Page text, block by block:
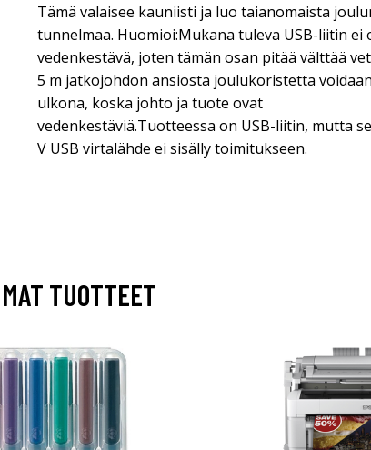
Tämä valaisee kauniisti ja luo taianomaista
tunnelmaa. Huomioi:Mukana tuleva USB-liitin ei
vedenkestävä, joten tämän osan pitää välttää
5 m jatkojohdon ansiosta joulukoristetta
ulkona, koska johto ja tuote ovat
vedenkestäviä.Tuotteessa on USB-liitin, mutta
V USB virtalähde ei sisälly toimitukseen.
TUOTTEET